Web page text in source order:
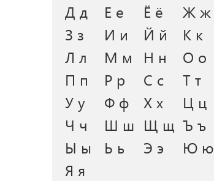
Д д
Е е Ё ё
Ж ж
З з
И и Й й
К к
Л л
М м Н н
О о
П п
Р р С с
Т т
У у
Ф ф Х х
Ц ц
Ч ч
Ш ш Щ щ Ъ ъ
Ы ы
Ь ь Э э
Ю ю
Я я